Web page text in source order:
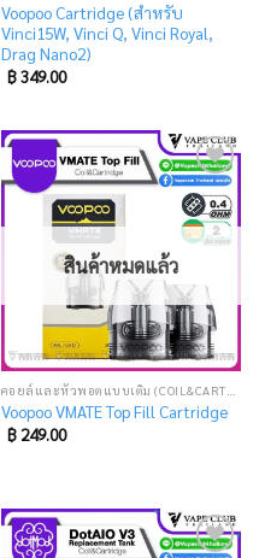
Voopoo Cartridge (สำหรับ
Vinci15W, Vinci Q, Vinci Royal,
Drag Nano2)
฿349.00
Add
to
wishlist
สินค้าหมดแล้ว
Voopoo VMATE Top Fill Cartridge
฿249.00